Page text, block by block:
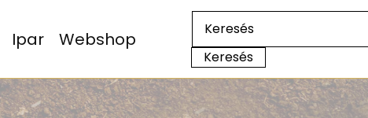
Ipar Webshop